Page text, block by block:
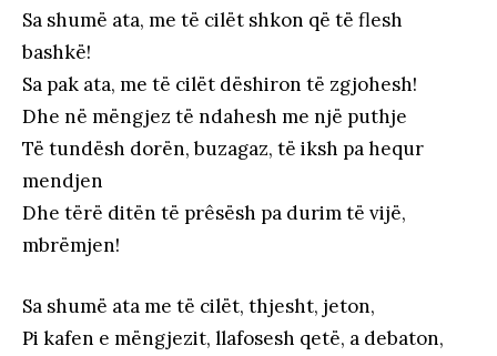
Sa shumë ata, me të cilët shkon që të flesh
bashkë!
Sa pak ata, me të cilët dëshiron të zgjohesh!
Dhe në mëngjez të ndahesh me një puthje
Të tundësh dorën, buzagaz, të iksh pa hequr
mendjen
Dhe tërë ditën të prêsësh pa durim të vijë,
mbrëmjen!
Sa shumë ata me të cilët, thjesht, jeton,
Pi kafen e mëngjezit, llafosesh qetë, a debaton,